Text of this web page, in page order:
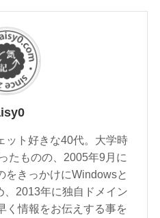
ット好きな40代。大学時
たものの、2005年9月に
をきっかけにWindowsと
、2013年に独自ドメイン
く情報をお伝えする事を